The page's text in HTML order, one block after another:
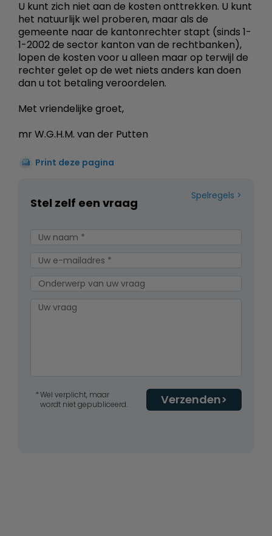
U kunt zich niet aan de kosten onttrekken. U kunt
het natuurlijk wel proberen, maar als de
gemeente naar de kantonrechter stapt (sinds 1-
1-2002 de sector kanton van de rechtbanken),
lopen de kosten voor u alleen maar op terwijl de
rechter gelet op de wet niets anders kan doen
dan u tot betaling veroordelen.
Met vriendelijke groet,
mr W.G.H.M. van der Putten
Print deze pagina
Spelregels
Stel zelf een vraag
Verzenden
Wel verplicht, maar
wordt niet gepubliceerd.